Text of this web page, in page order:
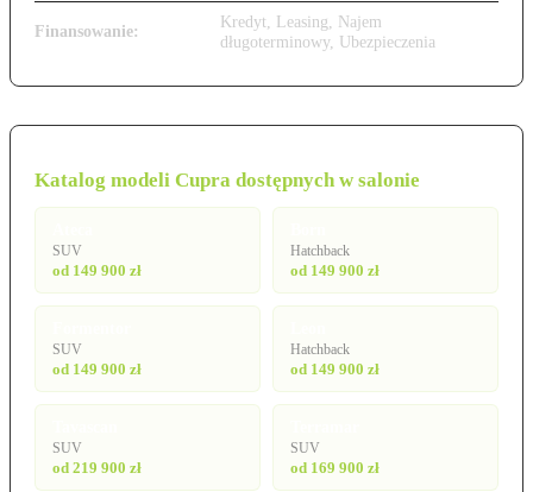
Finansowanie:
Kredyt, Leasing, Najem
długoterminowy, Ubezpieczenia
Katalog modeli Cupra dostępnych w salonie
SUV
od 149 900 zł
Hatchback
od 149 900 zł
SUV
od 149 900 zł
Hatchback
od 149 900 zł
SUV
od 219 900 zł
SUV
od 169 900 zł